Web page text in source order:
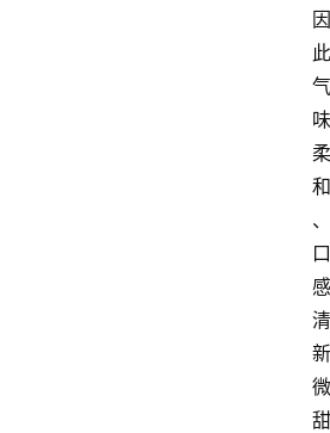
因
此
气
味
柔
和
、
口
感
清
新
微
甜